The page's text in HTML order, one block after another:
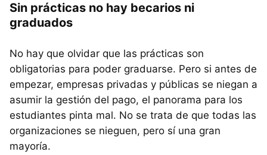
Sin prácticas no hay becarios ni
graduados
No hay que olvidar que las prácticas son
obligatorias para poder graduarse. Pero si antes de
empezar, empresas privadas y públicas se niegan a
asumir la gestión del pago, el panorama para los
estudiantes pinta mal. No se trata de que todas las
organizaciones se nieguen, pero sí una gran
mayoría.